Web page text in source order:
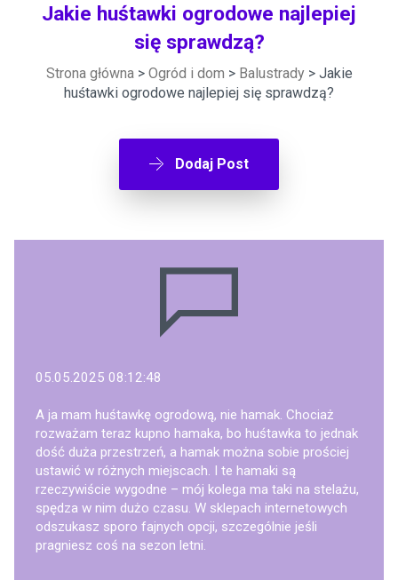
Jakie huśtawki ogrodowe najlepiej
się sprawdzą?
Strona główna> Ogród i dom > Balustrady> Jakie
huśtawki ogrodowe najlepiej się sprawdzą?
Dodaj Post
05.05.2025 08:12:48
A ja mam huśtawkę ogrodową, nie hamak. Chociaż
rozważam teraz kupno hamaka, bo huśtawka to jednak
dość duża przestrzeń, a hamak można sobie prościej
ustawić w różnych miejscach. I te hamaki są
rzeczywiście wygodne – mój kolega ma taki na stelażu,
spędza w nim dużo czasu. W sklepach internetowych
odszukasz sporo fajnych opcji, szczególnie jeśli
pragniesz coś na sezon letni.